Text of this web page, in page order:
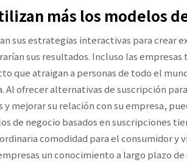
más los modelos
sus estrategias interactivas para crear
sus resultados. Incluso las
que atraigan a personas de todo el
Al ofrecer alternativas de suscripción
mejorar su relación con su empresa,
de negocio basados en suscripciones
comodidad para el consumidor y
un conocimiento a largo plazo